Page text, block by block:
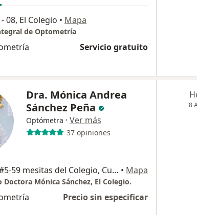
08, El Colegio • Mapa
de Optometría
Servicio gratuito
Dra. Mónica Andrea
Sánchez Peña
Optómetra · Ver más
37 opiniones
Carrera 7 #5-59 mesitas del Colegio, Cundinamarca, Colombia, El Colegio • Mapa
Mónica Sánchez, El Colegio.
Precio sin especificar
8